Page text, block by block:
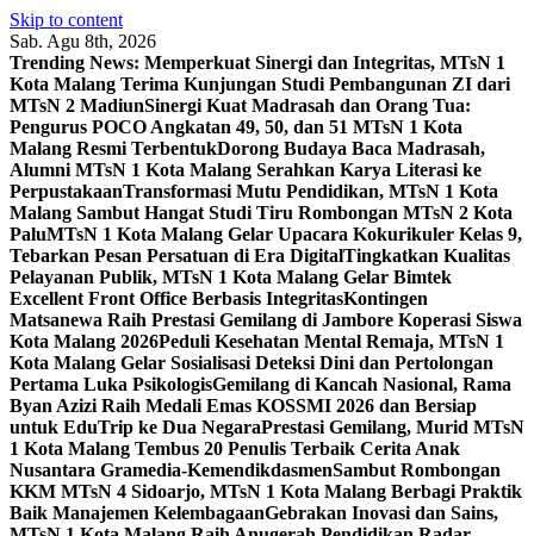
Skip to content
Sab. Agu 8th, 2026
Trending News: Memperkuat Sinergi dan Integritas, MTsN 1
Kota Malang Terima Kunjungan Studi Pembangunan ZI dari
MTsN 2 MadiunSinergi Kuat Madrasah dan Orang Tua:
Pengurus POCO Angkatan 49, 50, dan 51 MTsN 1 Kota
Malang Resmi TerbentukDorong Budaya Baca Madrasah,
Alumni MTsN 1 Kota Malang Serahkan Karya Literasi ke
PerpustakaanTransformasi Mutu Pendidikan, MTsN 1 Kota
Malang Sambut Hangat Studi Tiru Rombongan MTsN 2 Kota
PaluMTsN 1 Kota Malang Gelar Upacara Kokurikuler Kelas 9,
Tebarkan Pesan Persatuan di Era DigitalTingkatkan Kualitas
Pelayanan Publik, MTsN 1 Kota Malang Gelar Bimtek
Excellent Front Office Berbasis IntegritasKontingen
Matsanewa Raih Prestasi Gemilang di Jambore Koperasi Siswa
Kota Malang 2026Peduli Kesehatan Mental Remaja, MTsN 1
Kota Malang Gelar Sosialisasi Deteksi Dini dan Pertolongan
Pertama Luka PsikologisGemilang di Kancah Nasional, Rama
Byan Azizi Raih Medali Emas KOSSMI 2026 dan Bersiap
untuk EduTrip ke Dua NegaraPrestasi Gemilang, Murid MTsN
1 Kota Malang Tembus 20 Penulis Terbaik Cerita Anak
Nusantara Gramedia-KemendikdasmenSambut Rombongan
KKM MTsN 4 Sidoarjo, MTsN 1 Kota Malang Berbagi Praktik
Baik Manajemen KelembagaanGebrakan Inovasi dan Sains,